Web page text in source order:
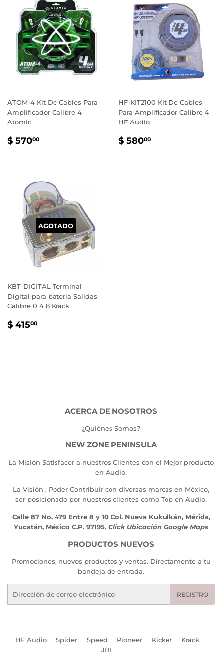
ATOM-4 Kit De Cables Para
Amplificador Calibre 4
Atomic
PRECIO
$ 57000
HF-KIT2100 Kit De Cables
Para Amplificador Calibre 4
HF Audio
PRECIO
$ 58000
AGOTADO
KBT-DIGITAL Terminal
Digital para bateria Salidas
Calibre 0 4 8 Krack
PRECIO
$ 41500
ACERCA DE NOSOTROS
¿Quiénes Somos?
NEW ZONE PENINSULA
La Misión Satisfacer a nuestros Clientes con el Mejor producto
en Audio.
La Visión : Poder Contribuir con diversas marcas en México,
ser posicionado por nuestros clientes como Top en Audio.
Calle 87 No. 479 Entre 8 y 10 Col. Nueva Kukulkán, Mérida,
Yucatán, México C.P. 97195. Click Ubicación Google Maps
PRODUCTOS NUEVOS
Promociones, nuevos productos y ventas. Directamente a tu
bandeja de entrada.
REGISTRO
HF Audio Spider Speed Pioneer Kicker
Krack
JBL